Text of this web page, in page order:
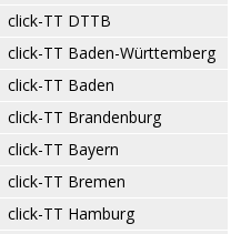
click-TT DTTB
click-TT Baden-Württemberg
click-TT Baden
click-TT Brandenburg
click-TT Bayern
click-TT Bremen
click-TT Hamburg